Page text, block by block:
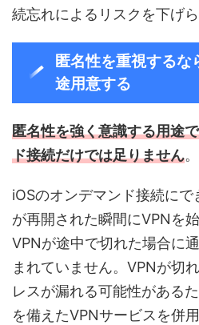
続忘れによるリスクを下げら
匿名性を重視するな
途用意する
匿名性を強く意識する用途
ド接続だけでは足りません。
iOSのオンデマンド接続に
が再開された瞬間にVPNを
VPNが途中で切れた場合に
まれていません。VPNが切
レスが漏れる可能性がある
を備えたVPNサービスを併